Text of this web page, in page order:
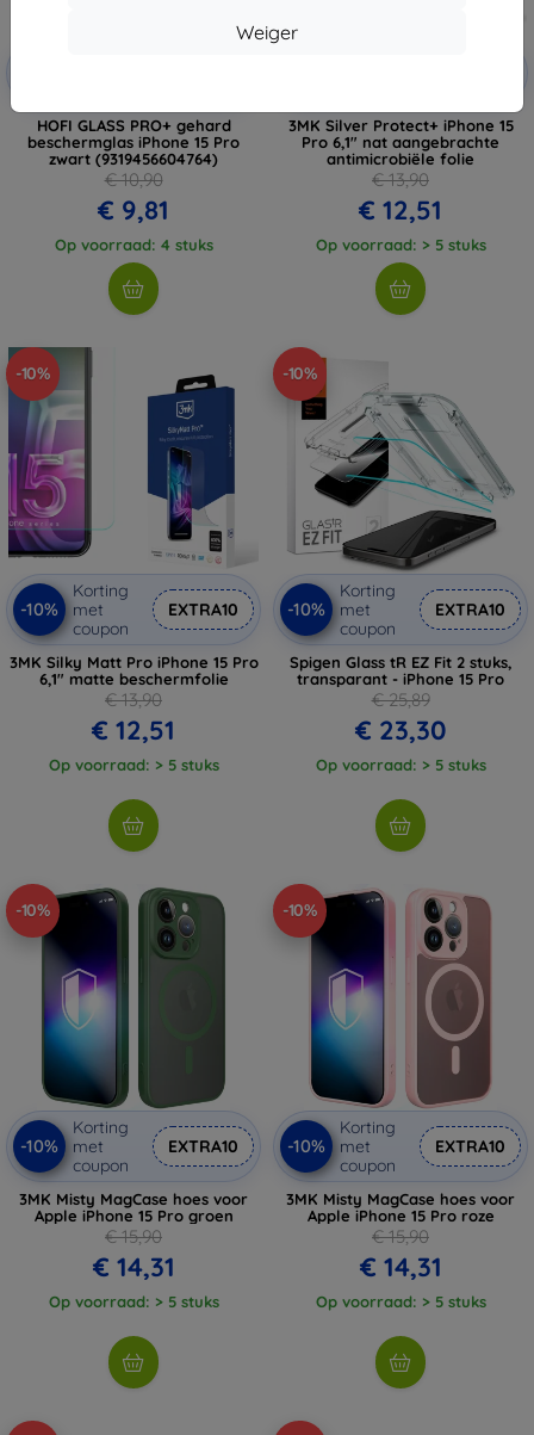
Weiger
HOFI GLASS PRO+ gehard
beschermglas iPhone 15 Pro
zwart (9319456604764)
€ 10,90
€ 9,81
Op voorraad: 4 stuks
3MK Silver Protect+ iPhone 15
Pro 6,1" nat aangebrachte
antimicrobiële folie
€ 13,90
€ 12,51
Op voorraad: > 5 stuks
-10%
-10%
Korting
met
coupon
EXTRA10
3MK Silky Matt Pro iPhone 15 Pro
6,1" matte beschermfolie
€ 13,90
€ 12,51
Op voorraad: > 5 stuks
-10%
-10%
Korting
met
coupon
EXTRA10
Spigen Glass tR EZ Fit 2 stuks,
transparant - iPhone 15 Pro
€ 25,89
€ 23,30
Op voorraad: > 5 stuks
-10%
-10%
Korting
met
coupon
EXTRA10
3MK Misty MagCase hoes voor
Apple iPhone 15 Pro groen
€ 15,90
€ 14,31
Op voorraad: > 5 stuks
-10%
-10%
Korting
met
coupon
EXTRA10
3MK Misty MagCase hoes voor
Apple iPhone 15 Pro roze
€ 15,90
€ 14,31
Op voorraad: > 5 stuks